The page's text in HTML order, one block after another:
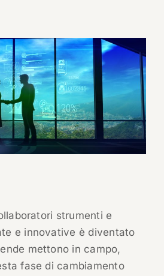
strumenti e
e innovative è diventato
mettono in campo,
fase di cambiamento